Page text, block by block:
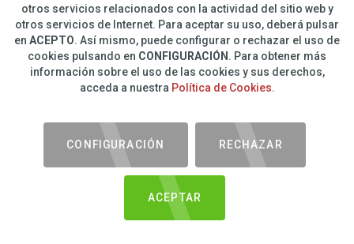
COMPARTIR
otros servicios relacionados con la actividad del sitio web y
otros servicios de Internet. Para aceptar su uso, deberá pulsar
en ACEPTO. Así mismo, puede configurar o rechazar el uso de
cookies pulsando en CONFIGURACIÓN . Para obtener más
información sobre el uso de las cookies y sus derechos,
acceda a nuestra Política de Cookies.
CONFIGURACIÓN RECHAZAR
ACEPTAR